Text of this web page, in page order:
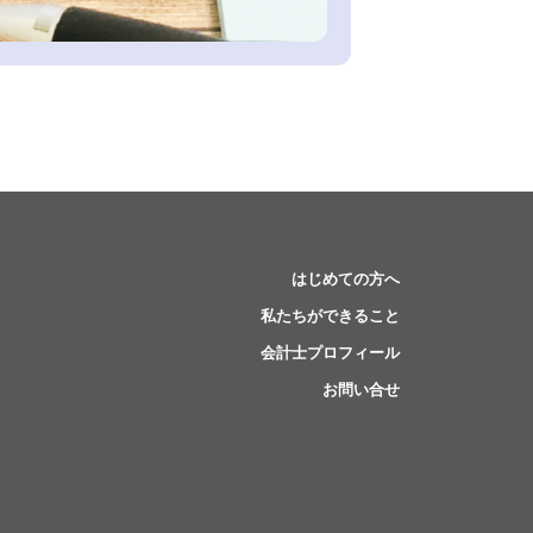
はじめての方へ
私たちができること
会計士プロフィール
お問い合せ